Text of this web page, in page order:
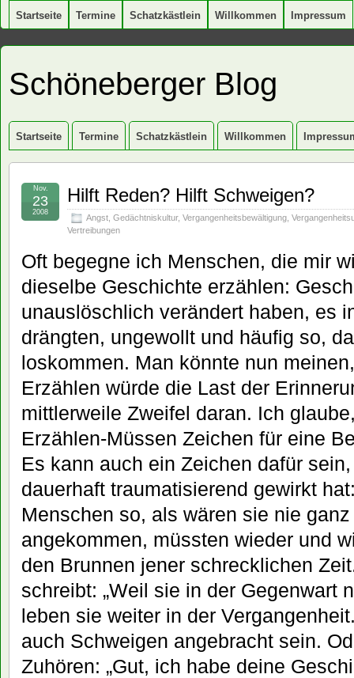
Startseite Termine Schatzkästlein Willkommen Impressum
Schöneberger Blog
Startseite Termine Schatzkästlein Willkommen
Hilft Reden? Hilft Schweigen?
Angst Gedächtniskultur, Vergangenheitsbewältigung
Vertreibungen
Nov.
23
2008
Oft begegne ich Menschen, die mir
dieselbe Geschichte erzählen:
unauslöschlich verändert haben, es
drängten, ungewollt und häufig so,
loskommen. Man könnte nun
Erzählen würde die Last der
mittlerweile Zweifel daran. Ich
Erzählen-Müssen Zeichen für eine
Es kann auch ein Zeichen dafür
dauerhaft traumatisierend gewirkt
Menschen so, als wären sie nie
angekommen, müssten wieder und
den Brunnen jener schrecklichen
schreibt: „Weil sie in der Gegenwart
leben sie weiter in der
auch Schweigen angebracht sein.
Zuhören: „Gut, ich habe deine